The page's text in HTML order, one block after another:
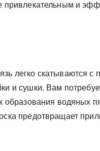
привлекательным и
легко скатываются с
и сушки. Вам
образования водяных
предотвращает